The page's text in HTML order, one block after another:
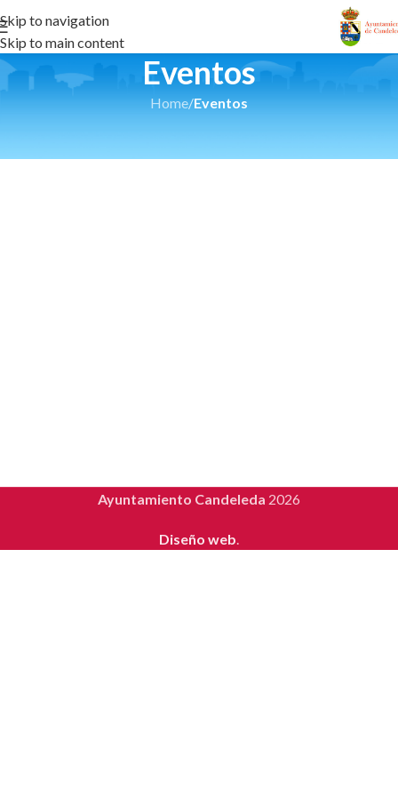
Skip to navigation
Skip to main content
Eventos
Home/Eventos
Ayuntamiento Candeleda 2026
Diseño web.